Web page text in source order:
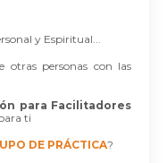
y Espiritual...
otras personas con las
para Facilitadores
ti
DE PRÁCTICA?